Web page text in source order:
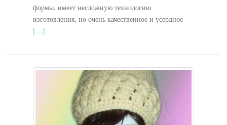
формы, имеет несложную технологию
изготовления, но очень качественное и усердное
[…]